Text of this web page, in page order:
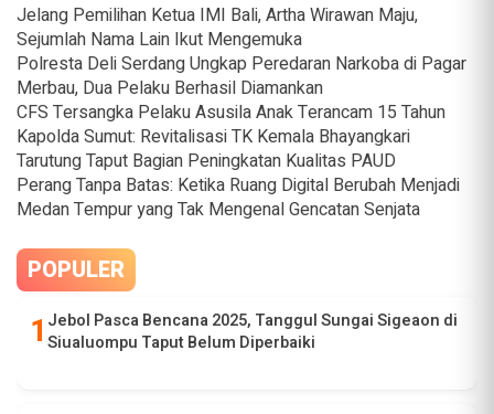
Jelang Pemilihan Ketua IMI Bali, Artha Wirawan Maju,
Sejumlah Nama Lain Ikut Mengemuka
Polresta Deli Serdang Ungkap Peredaran Narkoba di Pagar
Merbau, Dua Pelaku Berhasil Diamankan
CFS Tersangka Pelaku Asusila Anak Terancam 15 Tahun
Kapolda Sumut: Revitalisasi TK Kemala Bhayangkari
Tarutung Taput Bagian Peningkatan Kualitas PAUD
Perang Tanpa Batas: Ketika Ruang Digital Berubah Menjadi
Medan Tempur yang Tak Mengenal Gencatan Senjata
POPULER
Jebol Pasca Bencana 2025, Tanggul Sungai Sigeaon di
Siualuompu Taput Belum Diperbaiki